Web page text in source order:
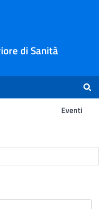
di Sanità
Eventi
-